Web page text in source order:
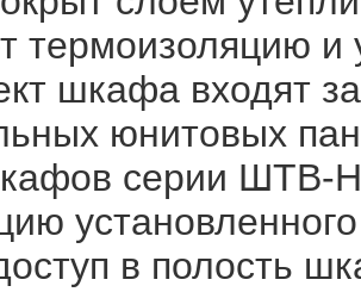
термоизоляцию и
шкафа входят
юнитовых
серии ШТВ-Н
в полость